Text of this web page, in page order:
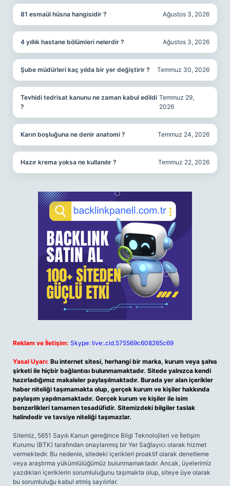
81 esmaül hüsna hangisidir ? Ağustos 3, 2026
4 yıllık hastane bölümleri nelerdir ? Ağustos 3, 2026
Şube müdürleri kaç yılda bir yer değiştirir ? Temmuz 30, 2026
Tevhidi tedrisat kanunu ne zaman kabul edildi
?
Temmuz 29,
2026
Karın boşluğuna ne denir anatomi ? Temmuz 24, 2026
Hazır krema yoksa ne kullanılır ? Temmuz 22, 2026
Reklam ve İletişim: Skype: live:.cid.575569c608265c69
Yasal Uyarı: Bu internet sitesi, herhangi bir marka, kurum veya şahıs
şirketi ile hiçbir bağlantısı bulunmamaktadır. Sitede yalnızca kendi
hazırladığımız makaleler paylaşılmaktadır. Burada yer alan içerikler
haber niteliği taşımamakta olup, gerçek kurum ve kişiler hakkında
paylaşım yapılmamaktadır. Gerçek kurum ve kişiler ile isim
benzerlikleri tamamen tesadüfidir. Sitemizdeki bilgiler taslak
halindedir ve tavsiye niteliği taşımazlar.
Sitemiz, 5651 Sayılı Kanun gereğince Bilgi Teknolojileri ve İletişim
Kurumu (BTK) tarafından onaylanmış bir Yer Sağlayıcı olarak hizmet
vermektedir. Bu nedenle, sitedeki içerikleri proaktif olarak denetleme
veya araştırma yükümlülüğümüz bulunmamaktadır. Ancak, üyelerimiz
yazdıkları içeriklerin sorumluluğunu taşımakta olup, siteye üye olarak
bu sorumluluğu kabul etmiş sayılırlar.